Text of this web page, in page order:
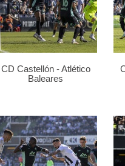
CD Castellón - Atlético
Baleares